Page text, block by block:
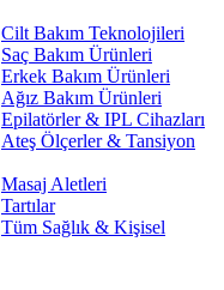
Cilt Bakım Teknolojileri
Saç Bakım Ürünleri
Erkek Bakım Ürünleri
Ağız Bakım Ürünleri
Epilatörler & IPL Cihazları
Ateş Ölçerler & Tansiyon
Masaj Aletleri
Tartılar
Tüm Sağlık & Kişisel